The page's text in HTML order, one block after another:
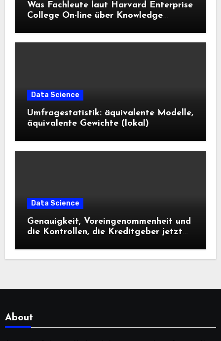
Was Fachleute laut Harvard Enterprise
College On-line über Knowledge
Data Science
Umfragestatistik: äquivalente Modelle,
äquivalente Gewichte (lokal)
Data Science
Genauigkeit, Voreingenommenheit und
die Kontrollen, die Kreditgeber jetzt
About